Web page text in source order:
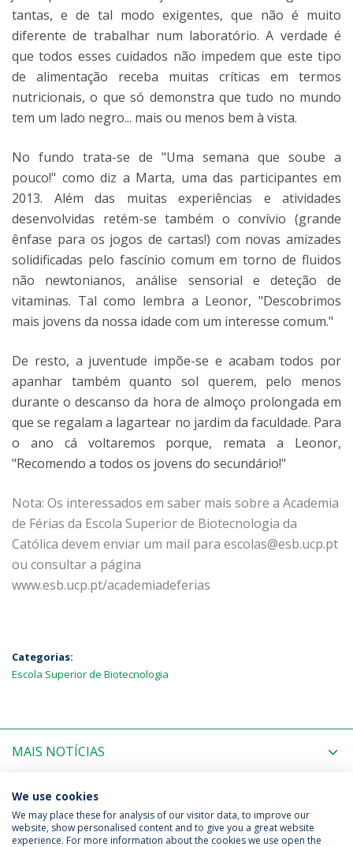
tantas, e de tal modo exigentes, que não é muito
diferente de trabalhar num laboratório. A verdade é
que todos esses cuidados não impedem que este tipo
de alimentação receba muitas críticas em termos
nutricionais, o que só demonstra que tudo no mundo
tem um lado negro... mais ou menos bem à vista.
No fundo trata-se de "Uma semana que soube a
pouco!" como diz a Marta, uma das participantes em
2013. Além das muitas experiências e atividades
desenvolvidas retém-se também o convívio (grande
ênfase para os jogos de cartas!) com novas amizades
solidificadas pelo fascínio comum em torno de fluidos
não newtonianos, análise sensorial e deteção de
vitaminas. Tal como lembra a Leonor, "Descobrimos
mais jovens da nossa idade com um interesse comum."
De resto, a juventude impõe-se e acabam todos por
apanhar também quanto sol querem, pelo menos
durante o descanso da hora de almoço prolongada em
que se regalam a lagartear no jardim da faculdade. Para
o ano cá voltaremos porque, remata a Leonor,
"Recomendo a todos os jovens do secundário!"
Nota: Os interessados em saber mais sobre a Academia
de Férias da Escola Superior de Biotecnologia da
Católica devem enviar um mail para escolas@esb.ucp.pt
ou consultar a página
www.esb.ucp.pt/academiadeferias
Categorias:
Escola Superior de Biotecnologia
MAIS NOTÍCIAS
PRÓXIMOS EVENTOS
We use cookies
We may place these for analysis of our visitor data, to improve our
website, show personalised content and to give you a great website
experience. For more information about the cookies we use open the